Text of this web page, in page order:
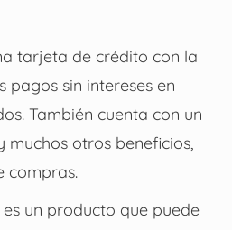
tarjeta de crédito con la
pagos sin intereses en
También cuenta con un
otros beneficios,
compras.
un producto que puede